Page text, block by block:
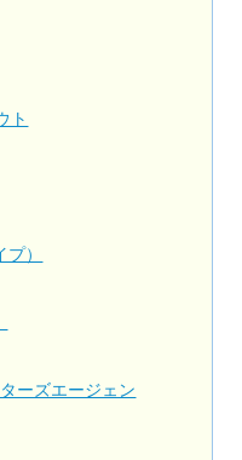
ト
）
ーズエージェン